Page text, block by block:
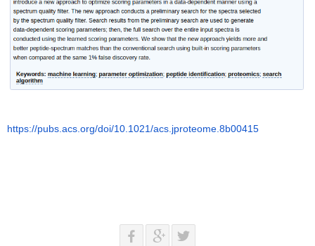
https://pubs.acs.org/doi/10. 1021/acs.jproteome.8b00415